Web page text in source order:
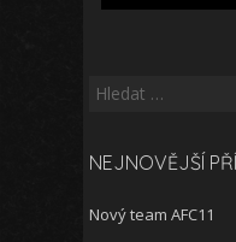
Vyhledávání
NEJNOVĚJŠÍ
Nový team AFC11